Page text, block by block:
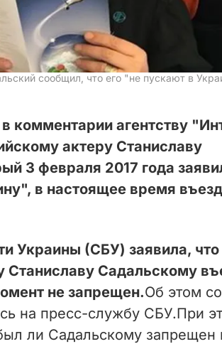
сообщил, что его "не пускают в
комментарии агентству
актеру Станиславу
3 февраля 2017 года
в настоящее время
Украины (СБУ) заявила, что
Станиславу Садальскому
не запрещен.Об этом
на пресс-службу СБУ.При
ли Садальскому запрещен